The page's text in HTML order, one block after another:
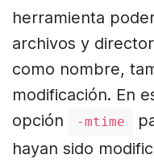
herramienta
archivos y
como nombre,
modificación. En
opción
-mtime
hayan sido